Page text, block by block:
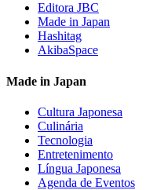
Editora JBC
Made in Japan
Hashitag
AkibaSpace
Made in Japan
Cultura Japonesa
Culinária
Tecnologia
Entretenimento
Língua Japonesa
Agenda de Eventos